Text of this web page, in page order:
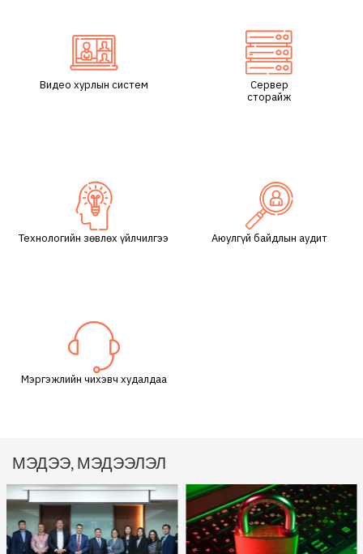
Видео хурлын систем
Сервер
сторайж
Технологийн зөвлөх үйлчилгээ Аюулгүй байдлын аудит
Мэргэжлийн чихэвч худалдаа
МЭДЭЭ, МЭДЭЭЛЭЛ